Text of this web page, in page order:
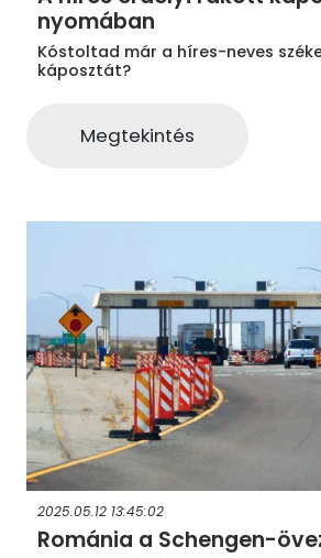
nyomában
Kóstoltad már a híres-neves
káposztát?
Megtekintés
2025.05.12 13:45:02
Románia a Schengen-